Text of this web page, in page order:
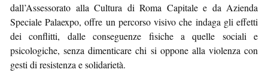
dall’Assessorato alla Cultura di Roma Capitale e da Azienda
Speciale Palaexpo, offre un percorso visivo che indaga gli effetti
dei conflitti, dalle conseguenze fisiche a quelle sociali e
psicologiche, senza dimenticare chi si oppone alla violenza con
gesti di resistenza e solidarietà.